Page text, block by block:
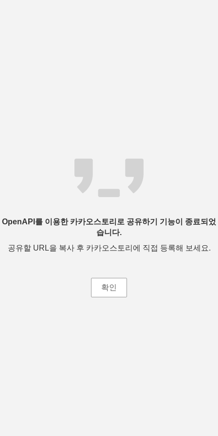
OpenAPI를 이용한 카카오스토리로 공유하기 기능이 종료되었
습니다.
공유할 URL을 복사 후 카카오스토리에 직접 등록해 보세요.
확인